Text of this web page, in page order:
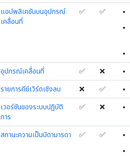
แอปพลิเคชันบนอุปกรณ์
เคลื่อนที่
✅ ✅
อุปกรณ์เคลื่อนที่ ✅ ❌
รายการคีย์เวิร์ดเชิงลบ ❌ ✅
เวอร์ชันของระบบปฏิบัติ
การ
✅ ❌
สถานะความเป็นบิดามารดา ✅ ✅